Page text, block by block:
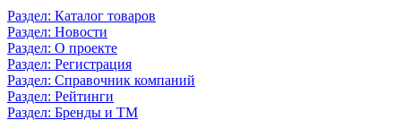
Раздел: Каталог товаров
Раздел: Новости
Раздел: О проекте
Раздел: Регистрация
Раздел: Справочник компаний
Раздел: Рейтинги
Раздел: Бренды и ТМ